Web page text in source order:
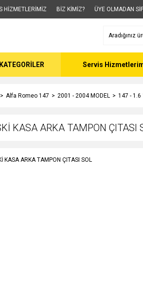
HİZMETLERİMİZ BİZ KİMİZ? ÜYE OLMADAN
Servis
Alfa Romeo 147 2001 - 2004 MODEL 147 - 1.6
KASA ARKA TAMPON ÇITASI